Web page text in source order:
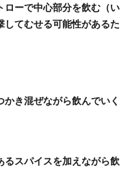
ローで中心部分を飲む（い
してむせる可能性があるた
き混ぜながら飲んでいく
るスパイスを加えながら飲